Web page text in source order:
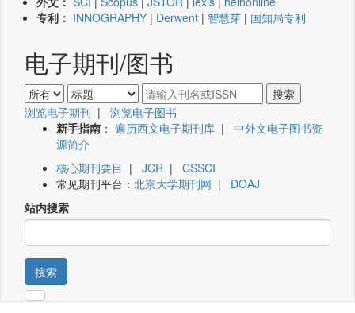
专利： INNOGRAPHY | Derwent | 智慧芽 | 国知局专利
电子期刊/图书
浏览电子期刊 | 浏览电子图书
新手指南 ： 遍历西文电子期刊库 | 中外文电子图书资
源简介
核心期刊要目 | JCR | CSSCI
常见期刊平台： 北京大学期刊网 | DOAJ
站内搜索
搜索